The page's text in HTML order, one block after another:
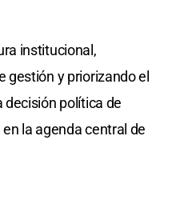
institucional,
gestión y priorizando el
decisión política de
la agenda central de